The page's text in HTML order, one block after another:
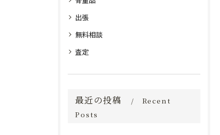
出張
無料相談
査定
最近の投稿
Recent
Posts